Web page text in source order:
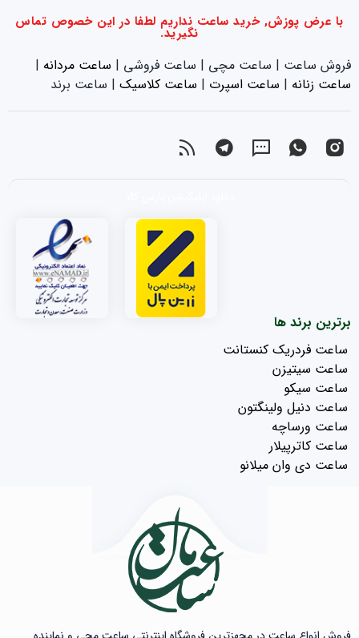
با عرض پوزش, خرید ساعت نداریم لطفا در این خصوص تماس
نگیرید.
فروش ساعت | ساعت مچی | ساعت فروشی | ساعت مردانه |
ساعت زنانه |‌ ساعت اسپرت |‌ ساعت کلاسیک | ساعت برند
برترین برند ها
ساعت فردریک کنستانت
ساعت سیتیزن
ساعت سیکو
ساعت دنیل ولینگتون
ساعت ورساچه
ساعت کاترپیلار
ساعت دی وان میلانو